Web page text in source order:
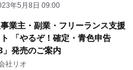
年5月8日 09:00
業主・副業・フリーランス支援
「やるぞ！確定・青色申告
」発売のご案内
社リオ